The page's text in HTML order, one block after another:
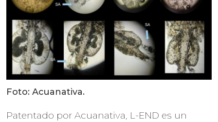
Foto: Acuanativa.
Patentado por Acuanativa, L-END es un